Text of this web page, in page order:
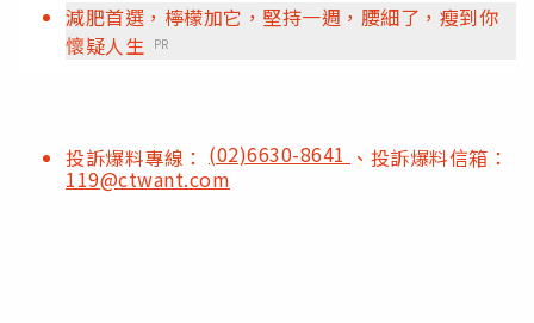
減肥首選，檸檬加它，堅持一週，腰細了，瘦到你
懷疑人生 PR
投訴爆料專線： (02)6630-8641 、投訴爆料信箱：
119@ctwant.com